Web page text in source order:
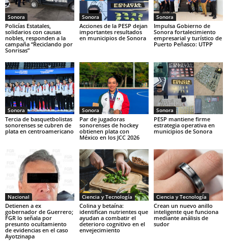
Sonora
Policías Estatales,
solidarios con causas
nobles, responden a la
campaña “Reciclando por
Sonrisas”
Sonora
Acciones de la PESP dejan
importantes resultados
en municipios de Sonora
Sonora
Impulsa Gobierno de
Sonora fortalecimiento
empresarial y turístico de
Puerto Peñasco: UTPP
Sonora
Tercia de basquetbolistas
sonorenses se cubren de
plata en centroamericano
Sonora
Par de jugadoras
sonorenses de hockey
obtienen plata con
México en los JCC 2026
Sonora
PESP mantiene firme
estrategia operativa en
municipios de Sonora
Nacional
Detienen a ex
gobernador de Guerrero;
FGR lo señala por
presunto ocultamiento
de evidencias en el caso
Ayotzinapa
Ciencia y Tecnología
Colina y betaína:
identifican nutrientes que
ayudan a combatir el
deterioro cognitivo en el
envejecimiento
Ciencia y Tecnología
Crean un nuevo anillo
inteligente que funciona
mediante análisis de
sudor